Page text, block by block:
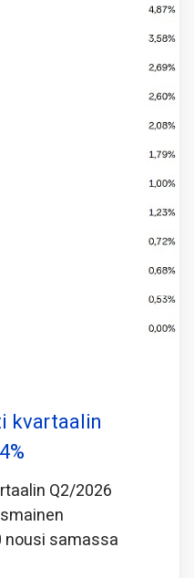
kvartaalin
Q2/2026
nousi samassa